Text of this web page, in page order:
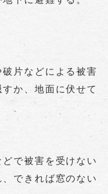
片などによる被害
か、地面に伏せて
で被害を受けない
できれば窓のない